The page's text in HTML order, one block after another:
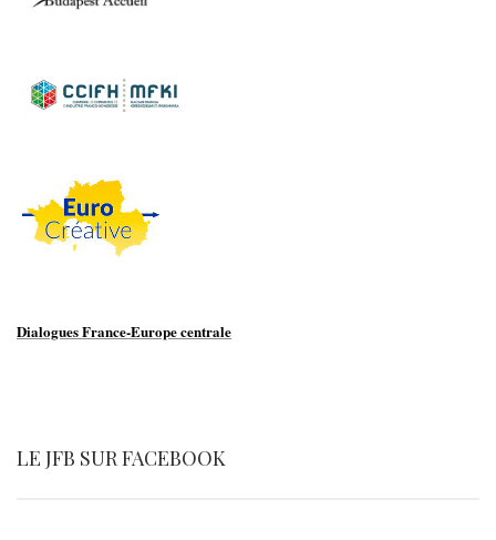
Dialogues France-Europe centrale
LE JFB SUR FACEBOOK